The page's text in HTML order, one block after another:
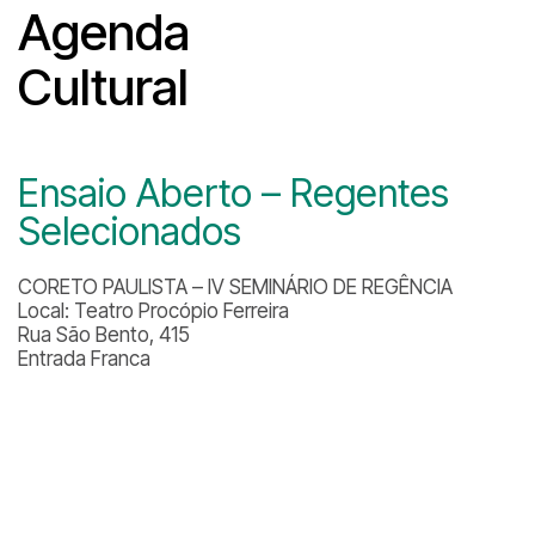
Agenda
Cultural
Ensaio Aberto – Regentes
Selecionados
CORETO PAULISTA – IV SEMINÁRIO DE REGÊNCIA
Local: Teatro Procópio Ferreira
Rua São Bento, 415
Entrada Franca